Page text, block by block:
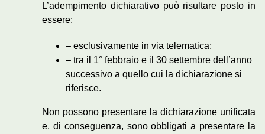
L’adempimento dichiarativo può risultare posto in
essere:
– esclusivamente in via telematica;
– tra il 1° febbraio e il 30 settembre dell’anno
successivo a quello cui la dichiarazione si
riferisce.
Non possono presentare la dichiarazione unificata
e, di conseguenza, sono obbligati a presentare la